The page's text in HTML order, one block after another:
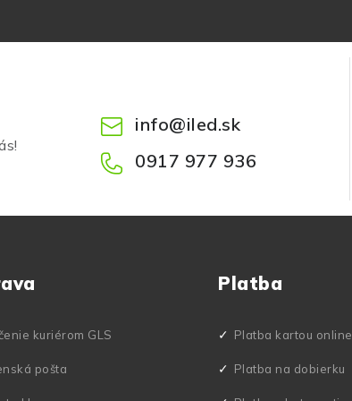
info@iled.sk
0917 977 936
kuriérom GLS
pošta
Platba
Platba kartou online
Platba na dobierku